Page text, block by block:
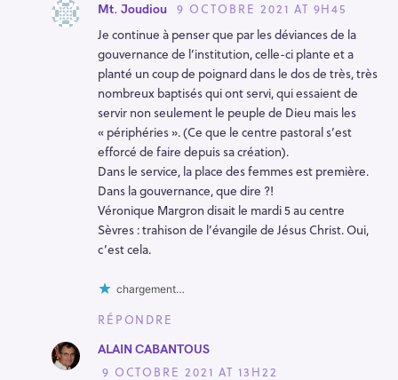
Mt. Joudiou
9 OCTOBRE 2021 AT 9H45
Je continue à penser que par les déviances de la
gouvernance de l’institution, celle-ci plante et a
planté un coup de poignard dans le dos de très, très
nombreux baptisés qui ont servi, qui essaient de
servir non seulement le peuple de Dieu mais les
« périphéries ». (Ce que le centre pastoral s’est
efforcé de faire depuis sa création).
Dans le service, la place des femmes est première.
Dans la gouvernance, que dire ?!
Véronique Margron disait le mardi 5 au centre
Sèvres : trahison de l’évangile de Jésus Christ. Oui,
c’est cela.
chargement…
RÉPONDRE
ALAIN CABANTOUS
9 OCTOBRE 2021 AT 13H22